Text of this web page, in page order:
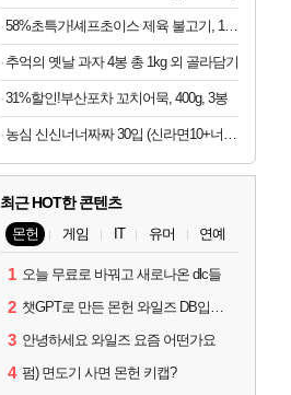
58%초특가!셰프초이스 제육 불고기, 1.5kg, 1개
추억의 옛날 과자 4봉 총 1kg 외 골라담기
31%할인!부산포차 꼬치어묵, 400g, 3봉
농심 신신너너짜짜 30입 (신라면10+너구리10+짜파게티10)
최근 HOT한 콘텐츠
몬헌 게임 IT 유머 연예
1 오늘 무료로 바꿔고 새로나온 dlc들
2 챗GPT로 만든 몬헌 와일즈 DB입니다.
3 안녕하세요 와일즈 요즘 어떤가요
4 펌) 면도기 사면 몬헌 키캡?